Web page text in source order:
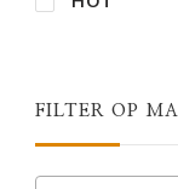
FILTER OP